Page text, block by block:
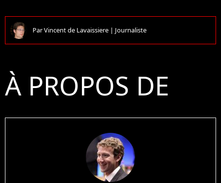
ParVincent de Lavaissiere | Journaliste
À PROPOS DE